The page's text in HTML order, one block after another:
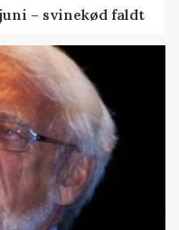
– svinekød faldt